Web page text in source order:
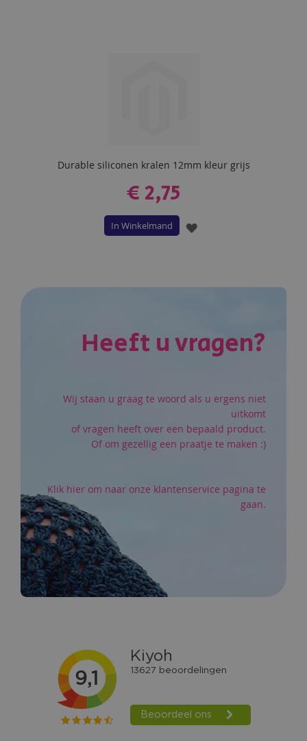
Durable siliconen kralen 12mm kleur grijs
€ 2,75
In Winkelmand
VOEG
Heeft u vragen?
Wij staan u graag te woord als u ergens niet
uitkomt
of vragen heeft over een bepaald product.
Of om gezellig een praatje te maken :)
Klik hier om naar onze klantenservice pagina te
gaan.